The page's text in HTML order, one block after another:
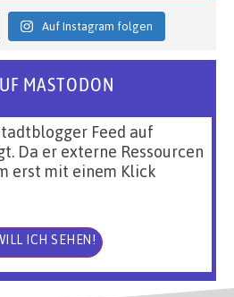
Auf Instagram folgen
MASTODON
Feed auf
Da er externe Ressourcen
erst mit einem Klick
ICH SEHEN!